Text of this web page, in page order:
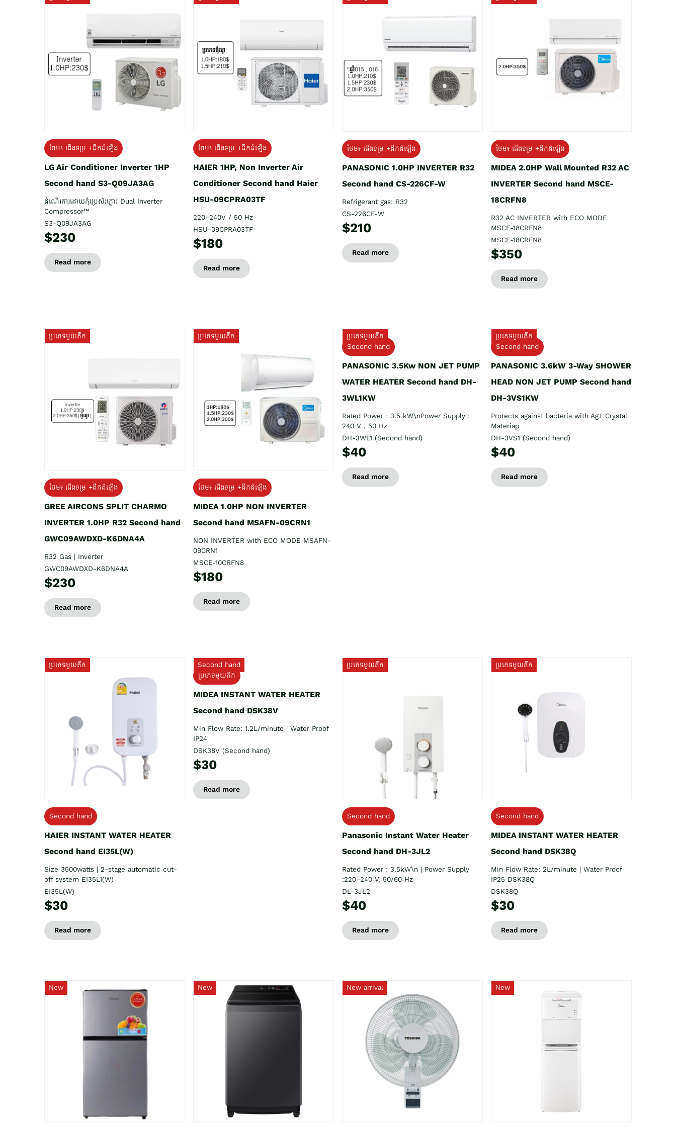
ថែម៖ ជើងទម្រ +ដឹកដំឡើង
LG Air Conditioner Inverter 1HP
Second hand S3-Q09JA3AG
ដំណើរការដោយកុំប្រេស័រភ្លោះ Dual Inverter
Compressor™
S3-Q09JA3AG
$230
Read more
ថែម៖ ជើងទម្រ +ដឹកដំឡើង
HAIER 1HP, Non Inverter Air
Conditioner Second hand Haier
HSU-09CPRA03TF
220–240V / 50 Hz
HSU-09CPRA03TF
$180
Read more
ថែម៖ ជើងទម្រ +ដឹកដំឡើង
PANASONIC 1.0HP INVERTER R32
Second hand CS-226CF-W
Refrigerant gas: R32
CS-226CF-W
$210
Read more
ថែម៖ ជើងទម្រ +ដឹកដំឡើង
MIDEA 2.0HP Wall Mounted R32 AC
INVERTER Second hand MSCE-
18CRFN8
R32 AC INVERTER with ECO MODE
MSCE-18CRFN8
MSCE-18CRFN8
$350
Read more
ប្រភេទមួយតឹក
ថែម៖ ជើងទម្រ +ដឹកដំឡើង
GREE AIRCONS SPLIT CHARMO
INVERTER 1.0HP R32 Second hand
GWC09AWDXD-K6DNA4A
R32 Gas | Inverter
GWC09AWDXD-K6DNA4A
$230
Read more
ប្រភេទមួយតឹក
ថែម៖ ជើងទម្រ +ដឹកដំឡើង
MIDEA 1.0HP NON INVERTER
Second hand MSAFN-09CRN1
NON INVERTER with ECO MODE MSAFN-
09CRN1
MSCE-10CRFN8
$180
Read more
ប្រភេទមួយតឹក
Second hand
PANASONIC 3.5Kw NON JET PUMP
WATER HEATER Second hand DH-
3WL1KW
Rated Power : 3.5 kW\nPower Supply :
240 V , 50 Hz
DH-3WL1 (Second hand)
$40
Read more
ប្រភេទមួយតឹក
Second hand
PANASONIC 3.6kW 3-Way SHOWER
HEAD NON JET PUMP Second hand
DH-3VS1KW
Protects against bacteria with Ag+ Crystal
Materiap
DH-3VS1 (Second hand)
$40
Read more
ប្រភេទមួយតឹក
Second hand
HAIER INSTANT WATER HEATER
Second hand EI35L(W)
Size 3500watts | 2-stage automatic cut-
off system EI35L1(W)
EI35L(W)
$30
Read more
Second hand
ប្រភេទមួយតឹក
MIDEA INSTANT WATER HEATER
Second hand DSK38V
Min Flow Rate: 1.2L/minute | Water Proof
IP24
DSK38V (Second hand)
$30
Read more
ប្រភេទមួយតឹក
Second hand
Panasonic Instant Water Heater
Second hand DH-3JL2
Rated Power : 3.5kW\n | Power Supply
:220–240 V, 50/60 Hz
DL-3JL2
$40
Read more
ប្រភេទមួយតឹក
Second hand
MIDEA INSTANT WATER HEATER
Second hand DSK38Q
Min Flow Rate: 2L/minute | Water Proof
IP25 DSK38Q
DSK38Q
$30
Read more
New New New arrival New